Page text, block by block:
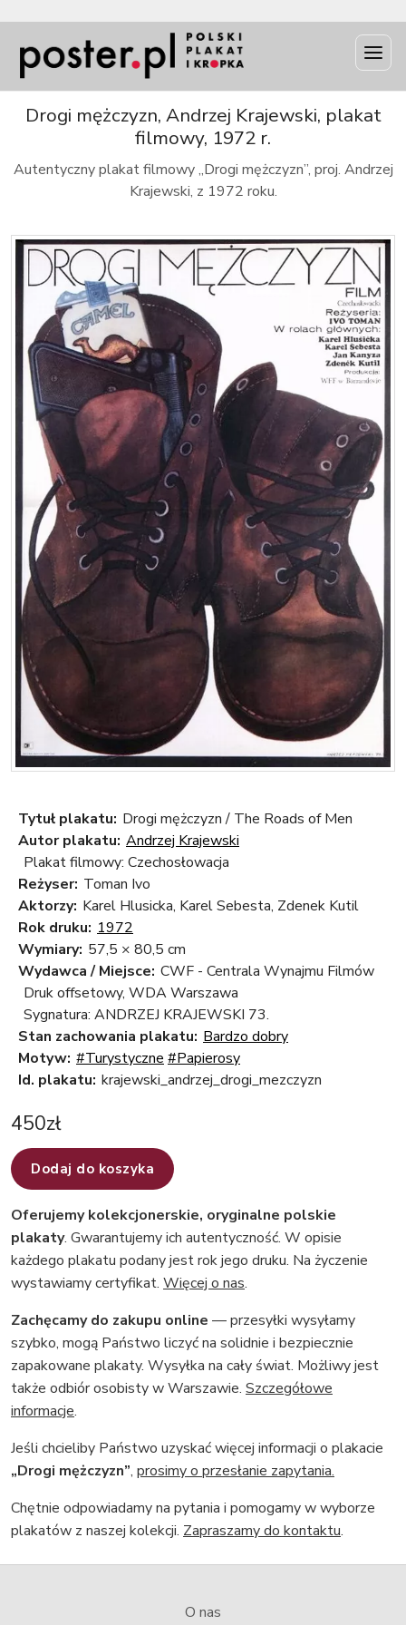
Drogi mężczyzn, Andrzej Krajewski, plakat
filmowy, 1972 r.
Autentyczny plakat filmowy „Drogi mężczyzn”, proj. Andrzej
Krajewski, z 1972 roku.
Tytuł plakatu: Drogi mężczyzn / The Roads of Men
Autor plakatu: Andrzej Krajewski
Plakat filmowy: Czechosłowacja
Reżyser: Toman Ivo
Aktorzy: Karel Hlusicka, Karel Sebesta, Zdenek Kutil
Rok druku: 1972
Wymiary: 57,5 × 80,5 cm
Wydawca / Miejsce: CWF - Centrala Wynajmu Filmów
Druk offsetowy, WDA Warszawa
Sygnatura: ANDRZEJ KRAJEWSKI 73.
Stan zachowania plakatu: Bardzo dobry
Motyw: #Turystyczne #Papierosy
Id. plakatu: krajewski_andrzej_drogi_mezczyzn
450zł
Dodaj do koszyka
Oferujemy kolekcjonerskie, oryginalne polskie
plakaty. Gwarantujemy ich autentyczność. W opisie
każdego plakatu podany jest rok jego druku. Na życzenie
wystawiamy certyfikat. Więcej o nas.
Zachęcamy do zakupu online — przesyłki wysyłamy
szybko, mogą Państwo liczyć na solidnie i bezpiecznie
zapakowane plakaty. Wysyłka na cały świat. Możliwy jest
także odbiór osobisty w Warszawie. Szczegółowe
informacje.
Jeśli chcieliby Państwo uzyskać więcej informacji o plakacie
„Drogi mężczyzn”, prosimy o przesłanie zapytania.
Chętnie odpowiadamy na pytania i pomogamy w wyborze
plakatów z naszej kolekcji. Zapraszamy do kontaktu.
O nas